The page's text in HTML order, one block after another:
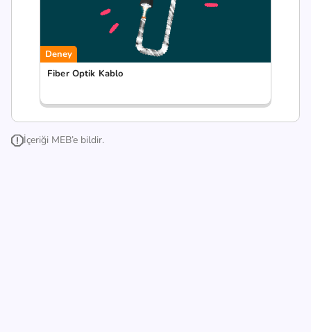
Deney
Fiber Optik Kablo
İçeriği MEB’e bildir.